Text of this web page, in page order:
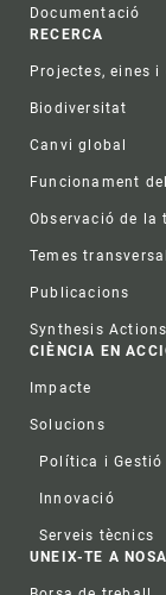
Documentació
RECERCA
Projectes, eines i
Biodiversitat
Canvi global
Funcionament
Observació de la
Temes
Publicacions
Synthesis Actions
CIÈNCIA EN
Impacte
Solucions
Política i Gestió
Innovació
Serveis tècnics
UNEIX-TE A